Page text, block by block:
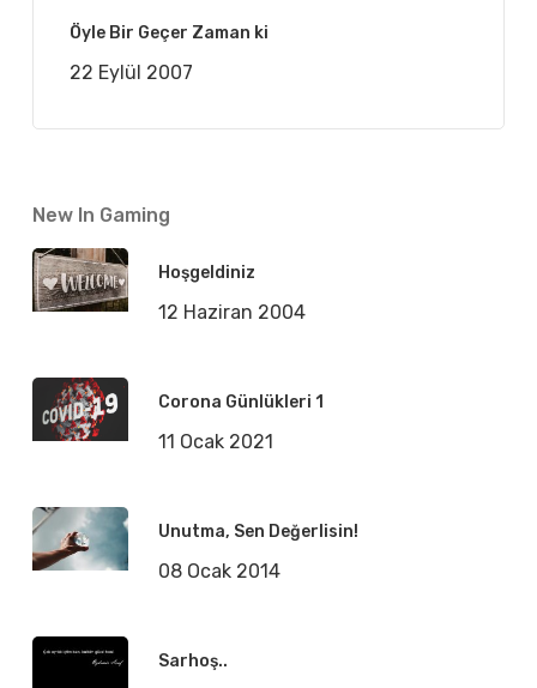
Öyle Bir Geçer Zaman ki
22 Eylül 2007
New In Gaming
Hoşgeldiniz
12 Haziran 2004
Corona Günlükleri 1
11 Ocak 2021
Unutma, Sen Değerlisin!
08 Ocak 2014
Sarhoş..